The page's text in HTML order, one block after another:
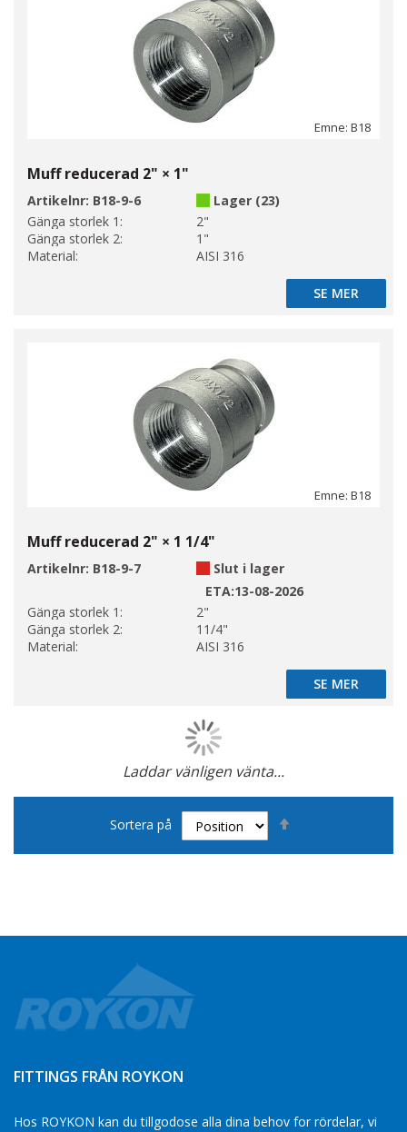
Emne: B18
Muff reducerad 2" × 1"
Artikelnr: B18-9-6
Lager (23)
Gänga storlek 1:
2"
Gänga storlek 2:
1"
Material:
AISI 316
SE MER
SE MER
Emne: B18
Muff reducerad 2" × 1 1/4"
Artikelnr: B18-9-7
Slut i lager
ETA:13-08-2026
Gänga storlek 1:
2"
Gänga storlek 2:
11/4"
Material:
AISI 316
SE MER
SE MER
Laddar vänligen vänta...
Page
Sortera på
FITTINGS FRÅN ROYKON
Hos ROYKON kan du tillgodose alla dina behov for rördelar, vi